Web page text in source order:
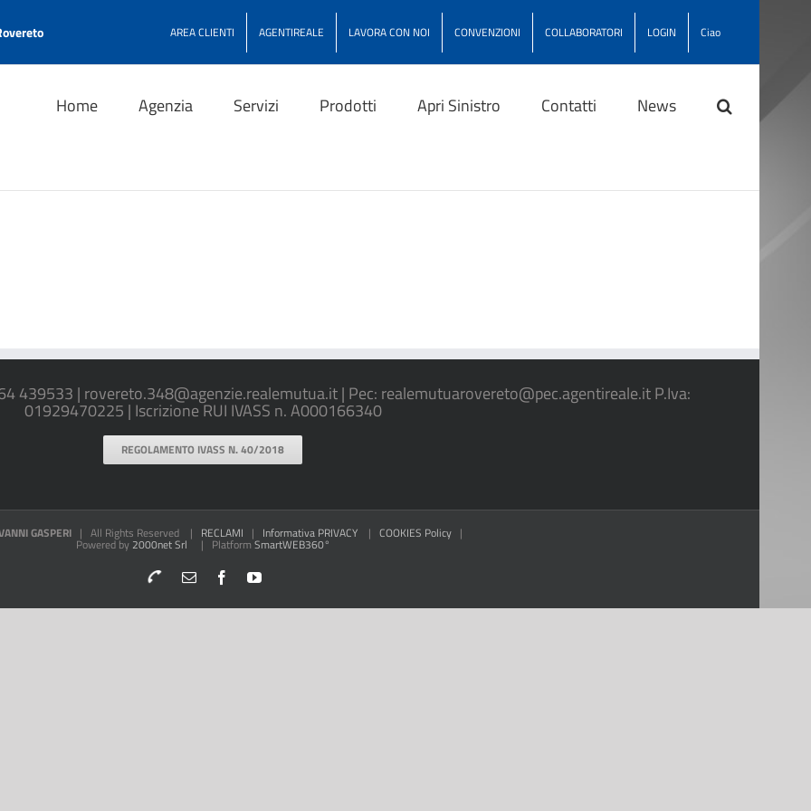
AREA CLIENTI AGENTIREALE LAVORA CON NOI CONVENZIONI COLLABORATORI LOGIN Ciao
Home Agenzia Servizi Prodotti Apri Sinistro Contatti News
439533 | rovereto.348@agenzie.realemutua.it | Pec: realemutuarovereto@pec.agentireale.it P.Iva:
01929470225 | Iscrizione RUI IVASS n. A000166340
REGOLAMENTO IVASS N. 40/2018
GASPERI| All Rights Reserved | RECLAMI | Informativa PRIVACY| COOKIES Policy|
Powered by 2000net Srl | PlatformSmartWEB360°
TelefonoEmail FacebookYouTube